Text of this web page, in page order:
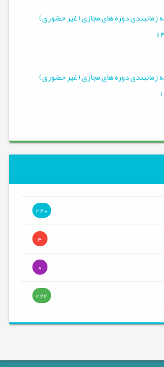
شماره 21-05 برنامه زمانبندی دوره های مجازی ( غیر حضوری)
شماره 20-05 برنامه زمانبندی دوره های مجازی ( غیر حضوری)
220
4
0
224